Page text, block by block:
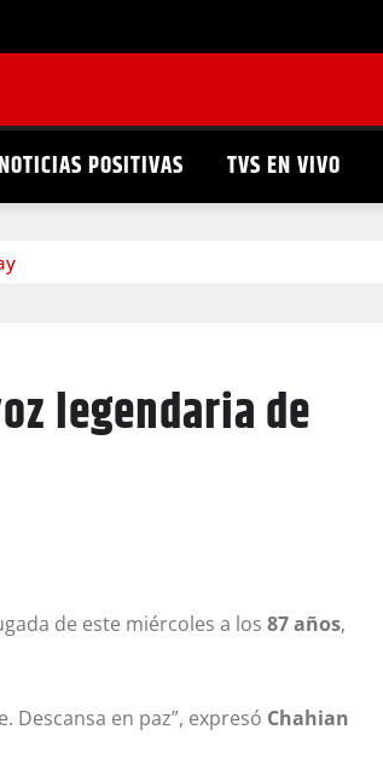
POSITIVAS TVS EN VIVO
legendaria de
de este miércoles a los 87 años,
en paz”, expresó Chahian